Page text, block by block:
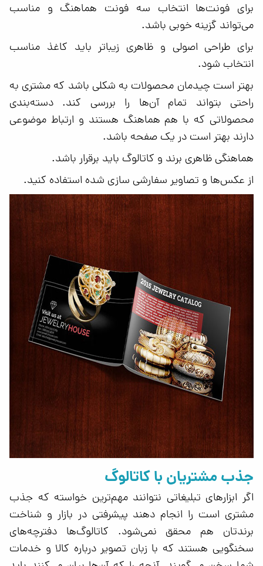
برای فونت‌ها انتخاب سه فونت هماهنگ و مناسب
می‌تواند گزینه خوبی باشد.
برای طراحی اصولی و ظاهری زیباتر باید کاغذ مناسب
انتخاب شود‌.
بهتر است چیدمان محصولات به شکلی باشد که مشتری به
راحتی بتواند تمام آن‌ها را بررسی کند. دسته‌بندی
محصولاتی که با هم هماهنگ هستند و ارتباط موضوعی
دارند بهتر است در یک صفحه باشد.
هماهنگی ظاهری برند و کاتالوگ باید برقرار باشد.
از عکس‌ها و تصاویر سفارشی سازی شده استفاده کنید.
جذب مشتریان با کاتالوگ
اگر ابزارهای تبلیغاتی نتوانند مهم‌ترین خواسته که جذب
مشتری است را انجام دهند پیشرفتی در بازار و شناخت
برندتان هم محقق نمی‌شود. کاتالوگ‌ها دفترچه‌های
سخنگویی هستند که با زبان تصویر درباره کالا و خدمات